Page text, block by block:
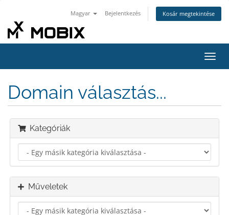
Magyar Bejelentkezés Kosár megtekintése
a
Domain választás...
Kategóriák
Műveletek